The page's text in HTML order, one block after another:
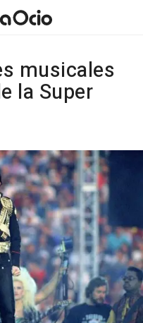
musicales
la Super